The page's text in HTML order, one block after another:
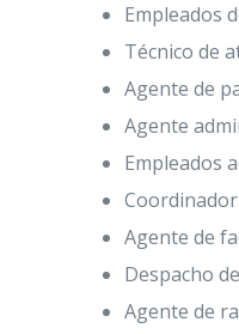
Empleados
Técnico de
Agente de
Agente
Empleados
Agente de
Despacho
Agente de